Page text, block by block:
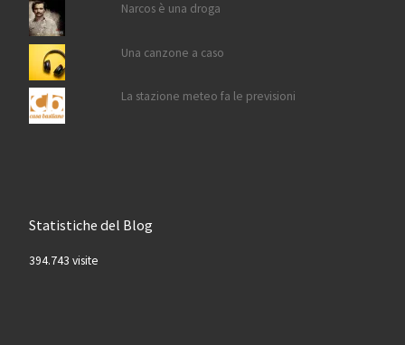
Narcos è una droga
Una canzone a caso
La stazione meteo fa le previsioni
Statistiche del Blog
394.743 visite